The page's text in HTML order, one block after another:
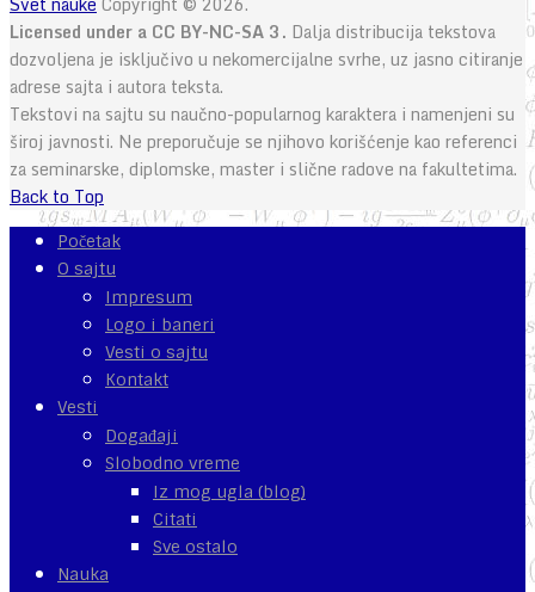
Licensed under a CC BY-NC-SA 3. Dalja distribucija tekstova
dozvoljena je isključivo u nekomercijalne svrhe, uz jasno citiranje
adrese sajta i autora teksta.
Tekstovi na sajtu su naučno-popularnog karaktera i namenjeni su
široj javnosti. Ne preporučuje se njihovo korišćenje kao referenci
za seminarske, diplomske, master i slične radove na fakultetima.
Back to Top
Početak
O sajtu
Impresum
Logo i baneri
Vesti o sajtu
Kontakt
Vesti
Događaji
Slobodno vreme
Iz mog ugla (blog)
Citati
Sve ostalo
Nauka